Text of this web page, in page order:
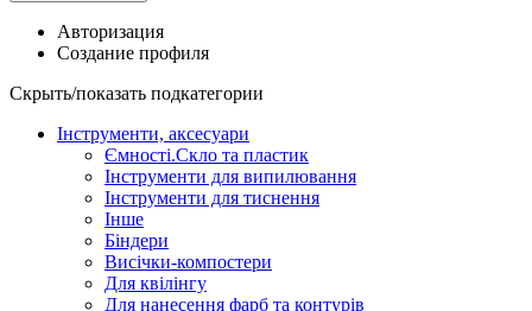
Авторизация
Создание профиля
Скрыть/показать подкатегории
Інструменти, аксесуари
Ємності.Скло та пластик
Інструменти для випилювання
Інструменти для тиснення
Інше
Біндери
Висічки-компостери
Для квілінгу
Для нанесення фарб та контурів